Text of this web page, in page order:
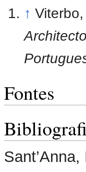
↑
Fontes